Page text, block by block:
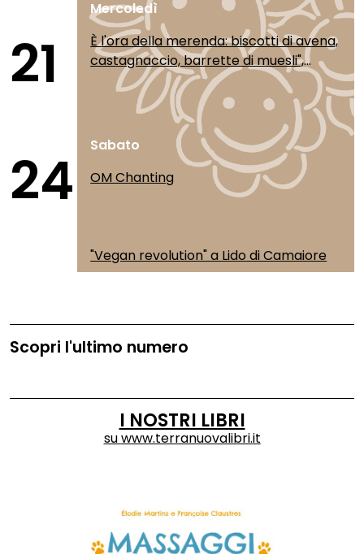
21
Mercoledì
È l'ora della merenda: biscotti di avena,
castagnaccio, barrette di muesli",
incontro con l'autrice di Terra Nuova
Michela Trevisan
24
Sabato
OM Chanting
"Vegan revolution" a Lido di Camaiore
Scopri l'ultimo numero
I NOSTRI LIBRI
suwww.terranuovalibri.it